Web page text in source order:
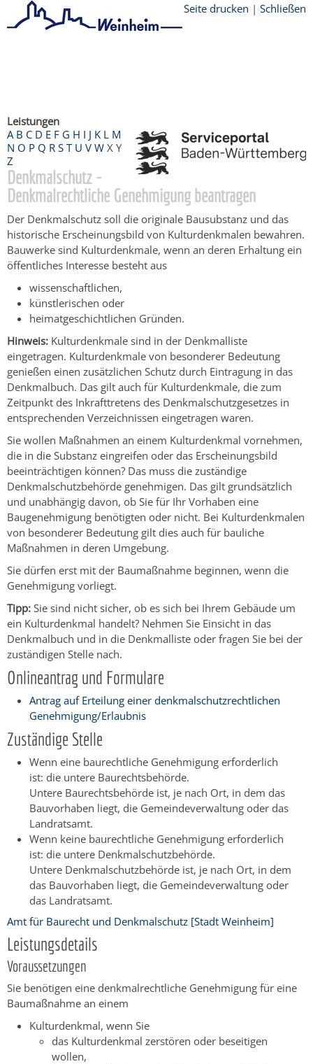
Seite drucken | Schließen
Leistungen
A B C D E F G H I J K L M
N O P Q R S T U V W X Y
Z
Denkmalschutz -
Denkmalrechtliche Genehmigung beantragen
Der Denkmalschutz soll die originale Bausubstanz und das
historische Erscheinungsbild von Kulturdenkmalen bewahren.
Bauwerke sind Kulturdenkmale, wenn an deren Erhaltung ein
öffentliches Interesse besteht aus
wissenschaftlichen,
künstlerischen oder
heimatgeschichtlichen Gründen.
Hinweis: Kulturdenkmale sind in der Denkmalliste
eingetragen. Kulturdenkmale von besonderer Bedeutung
genießen einen zusätzlichen Schutz durch Eintragung in das
Denkmalbuch. Das gilt auch für Kulturdenkmale, die zum
Zeitpunkt des Inkrafttretens des Denkmalschutzgesetzes in
entsprechenden Verzeichnissen eingetragen waren.
Sie wollen Maßnahmen an einem Kulturdenkmal vornehmen,
die in die Substanz eingreifen oder das Erscheinungsbild
beeinträchtigen können? Das muss die zuständige
Denkmalschutzbehörde genehmigen. Das gilt grundsätzlich
und unabhängig davon, ob Sie für Ihr Vorhaben eine
Baugenehmigung benötigten oder nicht. Bei Kulturdenkmalen
von besonderer Bedeutung gilt dies auch für bauliche
Maßnahmen in deren Umgebung.
Sie dürfen erst mit der Baumaßnahme beginnen, wenn die
Genehmigung vorliegt.
Tipp: Sie sind nicht sicher, ob es sich bei Ihrem Gebäude um
ein Kulturdenkmal handelt? Nehmen Sie Einsicht in das
Denkmalbuch und in die Denkmalliste oder fragen Sie bei der
zuständigen Stelle nach.
Onlineantrag und Formulare
Antrag auf Erteilung einer denkmalschutzrechtlichen
Genehmigung/Erlaubnis
Zuständige Stelle
Wenn eine baurechtliche Genehmigung erforderlich
ist: die untere Baurechtsbehörde.
Untere Baurechtsbehörde ist, je nach Ort, in dem das
Bauvorhaben liegt, die Gemeindeverwaltung oder das
Landratsamt.
Wenn keine baurechtliche Genehmigung erforderlich
ist: die untere Denkmalschutzbehörde.
Untere Denkmalschutzbehörde ist, je nach Ort, in dem
das Bauvorhaben liegt, die Gemeindeverwaltung oder
das Landratsamt.
Amt für Baurecht und Denkmalschutz [Stadt Weinheim]
Leistungsdetails
Voraussetzungen
Sie benötigen eine denkmalrechtliche Genehmigung für eine
Baumaßnahme an einem
Kulturdenkmal, wenn Sie
das Kulturdenkmal zerstören oder beseitigen
wollen,